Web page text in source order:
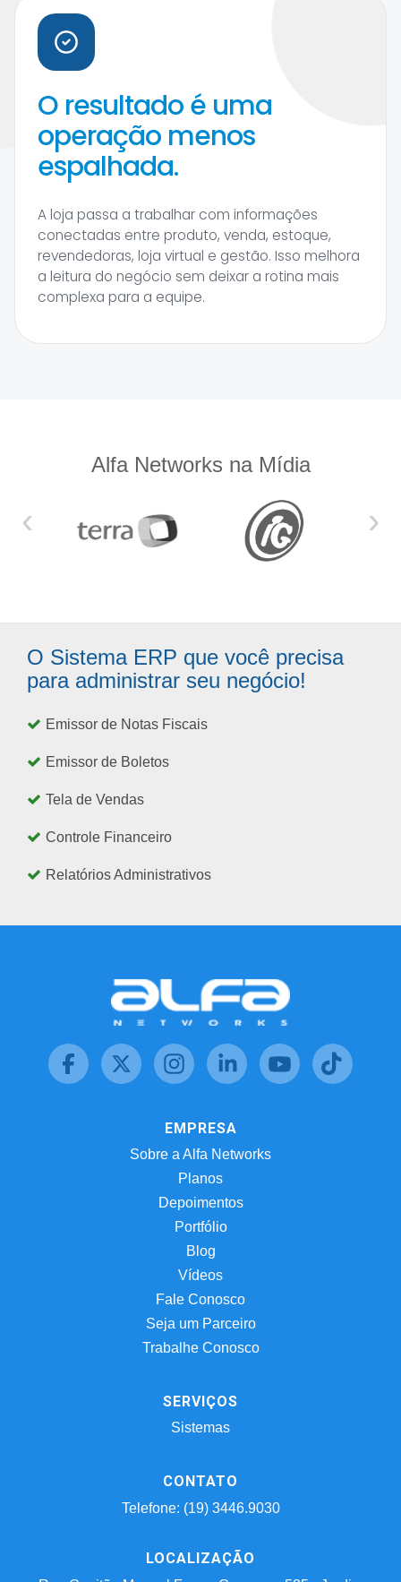
O resultado é uma
operação menos
espalhada.
A loja passa a trabalhar com informações
conectadas entre produto, venda, estoque,
revendedoras, loja virtual e gestão. Isso melhora
a leitura do negócio sem deixar a rotina mais
complexa para a equipe.
Alfa Networks na Mídia
‹ ›
O Sistema ERP que você precisa
para administrar seu negócio!
Emissor de Notas Fiscais
Emissor de Boletos
Tela de Vendas
Controle Financeiro
Relatórios Administrativos
EMPRESA
Sobre a Alfa Networks
Planos
Depoimentos
Portfólio
Blog
Vídeos
Fale Conosco
Seja um Parceiro
Trabalhe Conosco
SERVIÇOS
Sistemas
CONTATO
Telefone: (19) 3446.9030
LOCALIZAÇÃO